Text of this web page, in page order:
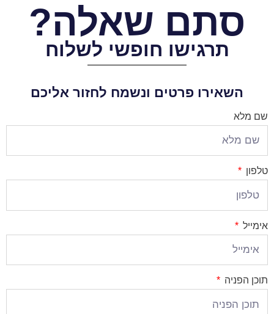
סתם שאלה?
תרגישו חופשי לשלוח
השאירו פרטים ונשמח לחזור אליכם
שם מלא
טלפון
אימייל
תוכן הפניה